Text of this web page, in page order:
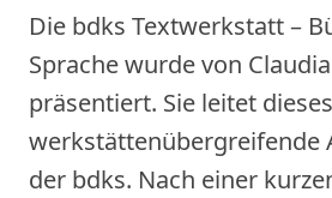
Die bdks Textwerkstatt –
Sprache wurde von
präsentiert. Sie leitet dieses
werkstättenübergreifende
der bdks. Nach einer